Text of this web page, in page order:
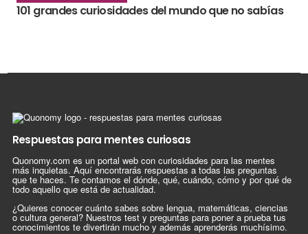
101 grandes curiosidades del mundo que no sabías
Respuestas para mentes curiosas
Quonomy.com es un portal web con curiosidades para las mentes
más inquietas. Aquí encontrarás respuestas a todas las preguntas
que te haces. Te contamos el dónde, qué, cuándo, cómo y por qué de
todo aquello que está de actualidad.
¿Quieres conocer cuánto sabes sobre lengua, matemáticas, ciencias
o cultura general? Nuestros test y preguntas para poner a prueba tus
conocimientos te divertirán mucho y además aprenderás muchísimo.